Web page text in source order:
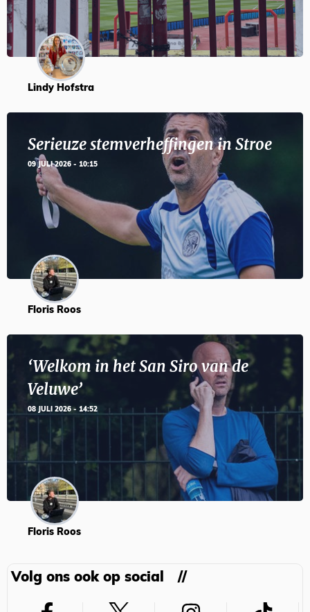
Lindy Hofstra
Serieuze stemverheffingen in Stroe
09 JULI 2026 - 10:15
Floris Roos
‘Welkom in het San Siro van de
Veluwe’
08 JULI 2026 - 14:52
Floris Roos
Volg ons ook op social